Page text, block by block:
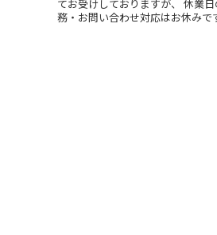
てお受けしておりますが、 休業
務・お問い合わせ対応はお休みで